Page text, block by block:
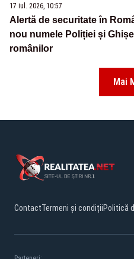
17 iul. 2026, 10:57
Alertă de securitate în
nou numele Poliției și
românilor
Mai
ContactTermeni și condițiiPolitică